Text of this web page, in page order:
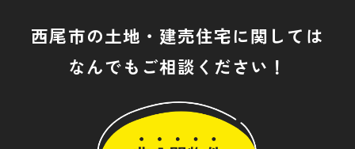
西尾市の土地・建売住宅に関しては
なんでもご相談ください！